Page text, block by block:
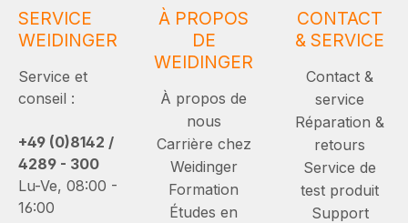
SERVICE
WEIDINGER
Service et
conseil :
+49 (0)8142 /
4289 - 300
Lu-Ve, 08:00 -
16:00
À PROPOS
DE
WEIDINGER
À propos de
nous
Carrière chez
Weidinger
Formation
Études en
CONTACT
& SERVICE
Contact &
service
Réparation &
retours
Service de
test produit
Support